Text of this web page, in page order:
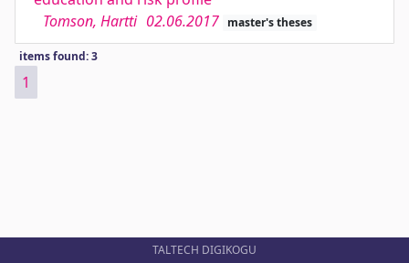
Tomson, Hartti 02.06.2017 master's theses
items found: 3
1
TALTECH DIGIKOGU